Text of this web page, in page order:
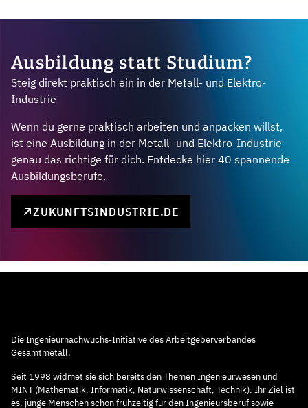
Ausbildung statt Studium?
Steig direkt praktisch ein in der Metall- und Elektro-
Industrie
Wenn du gerne praktisch arbeiten und anpacken willst,
ist eine Ausbildung in der Metall- und Elektro-Industrie
genau das richtige für dich. Entdecke hier 40 spannende
Ausbildungsberufe.
ZUKUNFTSINDUSTRIE.DE
Die Ingenieurnachwuchs-Initiative des Arbeitgeberverbandes
Gesamtmetall.
Seit 1998 widmet sie sich bereits den Themen Ingenieurwesen und
MINT (Mathematik, Informatik, Naturwissenschaft, Technik). Ihr Ziel ist
es, junge Menschen schon frühzeitig für den Ingenieursberuf sowie